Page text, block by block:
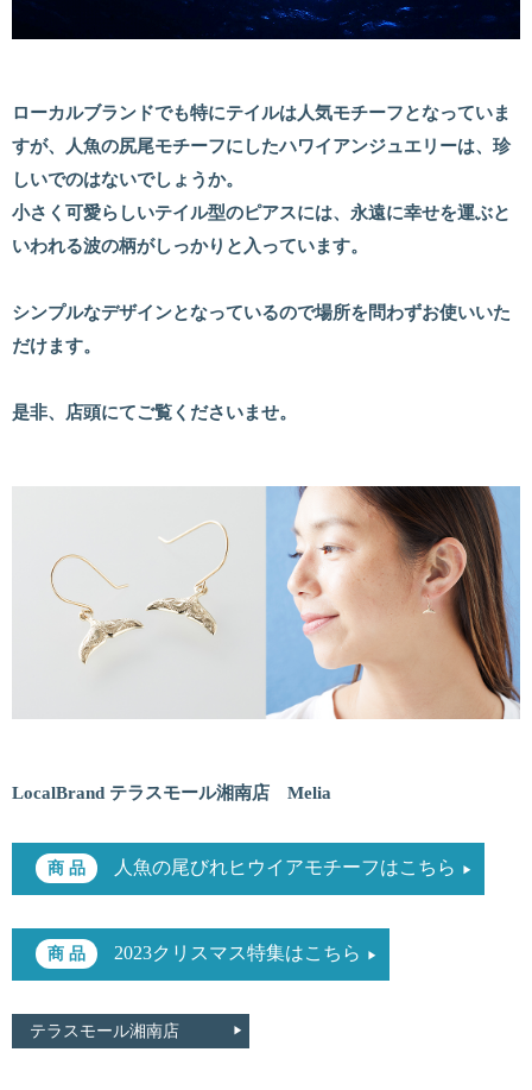
ローカルブランドでも特にテイルは人気モチーフとなっていま
すが、人魚の尻尾モチーフにしたハワイアンジュエリーは、珍
しいでのはないでしょうか。
小さく可愛らしいテイル型のピアスには、永遠に幸せを運ぶと
いわれる波の柄がしっかりと入っています。
シンプルなデザインとなっているので場所を問わずお使いいた
だけます。
是非、店頭にてご覧くださいませ。
LocalBrand テラスモール湘南店 Melia
人魚の尾びれヒウイアモチーフはこちら
2023クリスマス特集はこちら
テラスモール湘南店